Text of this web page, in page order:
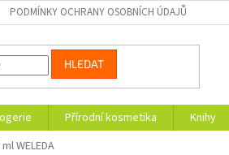
PODMÍNKY OCHRANY OSOBNÍCH ÚDAJŮ
HLEDAT
Přírodní kosmetika Knihy
WELEDA